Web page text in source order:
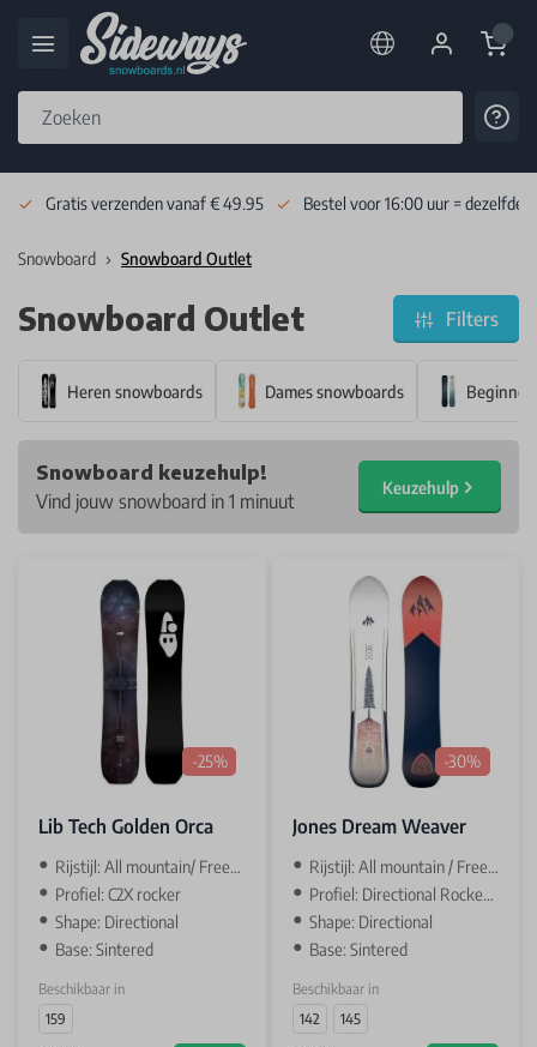
Cart
Gratis verzenden vanaf € 49.95 Bestel voor 16:00 uur = dezelfde
Snowboard Snowboard Outlet
Snowboard Outlet Filters
Heren snowboards Dames snowboards Beginner
Snowboard keuzehulp!
Vind jouw snowboard in 1 minuut
Keuzehulp
-25%
Lib Tech Golden Orca
Rijstijl: All mountain/ Freeride
Profiel: C2X rocker
Shape: Directional
Base: Sintered
Beschikbaar in
159
-30%
Jones Dream Weaver
Rijstijl: All mountain / Freeride
Profiel: Directional Rocker / camber
Shape: Directional
Base: Sintered
Beschikbaar in
142
145